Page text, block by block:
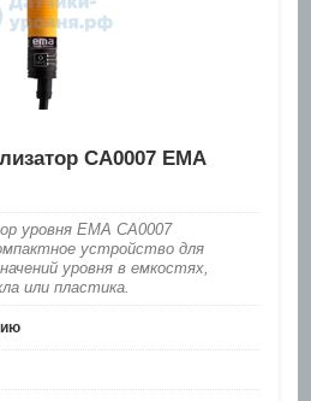
CA0007 EMA
уровня EMA CA0007
устройство для
уровня в емкостях,
или пластика.